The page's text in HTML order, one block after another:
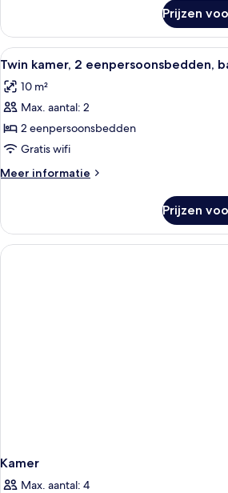
tweepersoonskamer
Prijzen
Alle
foto's
voor
Twin
kamer,
2
eenpersoonsbedden,
bad
Een
3
Twin kamer, 2 eenpersoonsbedden,
10 m²
Max. aantal: 2
2 eenpersoonsbedden
Gratis wifi
Meer informatie
Meer
kamer,
eenpersoonsbedden,
Prijzen
Kamer
Max. aantal: 4